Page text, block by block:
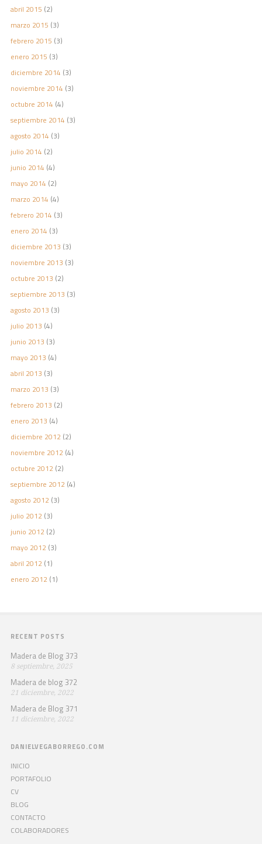
abril 2015 (2)
marzo 2015 (3)
febrero 2015 (3)
enero 2015 (3)
diciembre 2014 (3)
noviembre 2014 (3)
octubre 2014 (4)
septiembre 2014 (3)
agosto 2014 (3)
julio 2014 (2)
junio 2014 (4)
mayo 2014 (2)
marzo 2014 (4)
febrero 2014 (3)
enero 2014 (3)
diciembre 2013 (3)
noviembre 2013 (3)
octubre 2013 (2)
septiembre 2013 (3)
agosto 2013 (3)
julio 2013 (4)
junio 2013 (3)
mayo 2013 (4)
abril 2013 (3)
marzo 2013 (3)
febrero 2013 (2)
enero 2013 (4)
diciembre 2012 (2)
noviembre 2012 (4)
octubre 2012 (2)
septiembre 2012 (4)
agosto 2012 (3)
julio 2012 (3)
junio 2012 (2)
mayo 2012 (3)
abril 2012 (1)
enero 2012 (1)
RECENT POSTS
Madera de Blog 373
8 septiembre, 2025
Madera de blog 372
21 diciembre, 2022
Madera de Blog 371
11 diciembre, 2022
DANIELVEGABORREGO.COM
INICIO
PORTAFOLIO
CV
BLOG
CONTACTO
COLABORADORES